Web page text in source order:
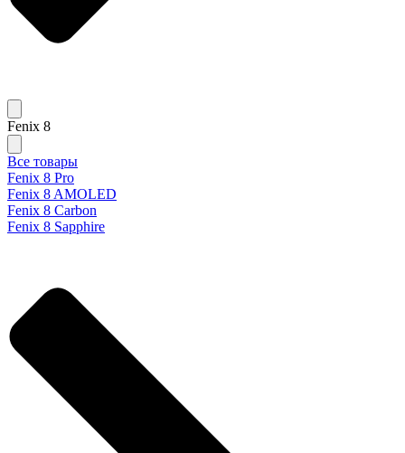
Fenix 8
Все товары
Fenix 8 Pro
Fenix 8 AMOLED
Fenix 8 Carbon
Fenix 8 Sapphire